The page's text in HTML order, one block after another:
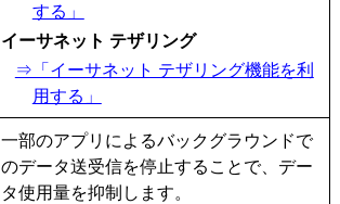
する」
イーサネット テザリング
⇒「イーサネット テザリング機能を利
用する」
一部のアプリによるバックグラウンドで
のデータ送受信を停止することで、デー
タ使用量を抑制します。